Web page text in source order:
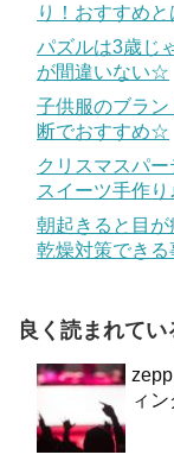
り！おすすめと
パズルは3歳じ
が間違いない☆
子供服のブラ
断でおすすめ☆
クリスマスパ
スイーツ手作り
朝起きると目
乾燥対策できる
良く読まれてい
ィ